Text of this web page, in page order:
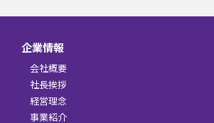
企業情報
会社概要
社長挨拶
経営理念
事業紹介